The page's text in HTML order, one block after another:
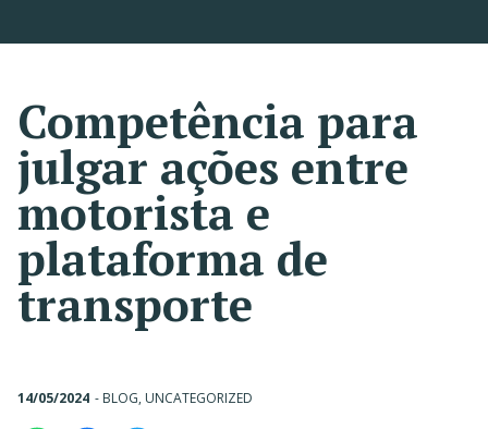
Competência para
julgar ações entre
motorista e
plataforma de
transporte
14/05/2024 - BLOG, UNCATEGORIZED